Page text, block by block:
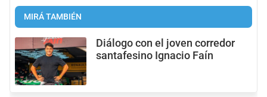
MIRÁ TAMBIÉN
Diálogo con el joven corredor
santafesino Ignacio Faín